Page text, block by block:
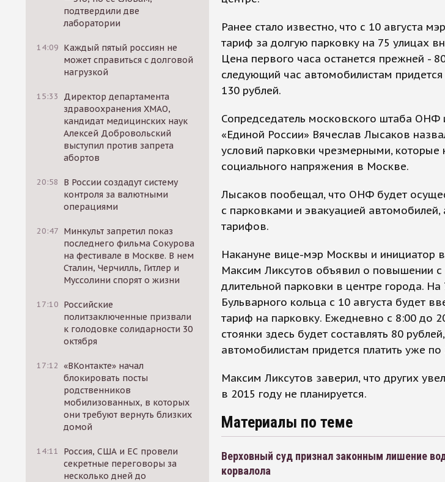
подтвердили две
лаборатории
14:09 Каждый пятый россиян не
может справиться с долговой
нагрузкой
15:33
Директор департамента
здравоохранения ХМАО,
кандидат медицинских наук
Алексей Добровольский
выступил против запрета
абортов
20:58
В России создадут систему
контроля за валютными
операциями
20:47 Минкульт запретил показ
последнего фильма Сокурова
на фестивале в Москве. В нем
Сталин, Черчилль, Гитлер и
Муссолини спорят о жизни
17:10 Российские
политзаключенные призвали
к голодовке солидарности 30
октября
17:12 «ВКонтакте» начал
блокировать посты
родственников
мобилизованных, в которых
они требуют вернуть близких
домой
14:11
Россия, США и ЕС провели
секретные переговоры за
несколько дней до
Ранее стало известно, что с 10 августа
тариф за долгую парковку на 75 улицах
Цена первого часа останется прежней -
следующий час автомобилистам
130 рублей.
Сопредседатель московского штаба ОНФ
«Единой России» Вячеслав Лысаков
условий парковки чрезмерными, которые
социального напряжения в Москве.
Лысаков пообещал, что ОНФ будет
с парковками и эвакуацией автомобилей,
тарифов.
Накануне вице-мэр Москвы и инициатор
Максим Ликсутов объявил о повышении с
длительной парковки в центре города.
Бульварного кольца с 10 августа будет
тариф на парковку. Ежедневно с 8:00 до
стоянки здесь будет составлять 80
автомобилистам придется платить уже по
Максим Ликсутов заверил, что других
в 2015 году не планируется.
Материалы по теме
Верховный суд признал законным лишение
корвалола